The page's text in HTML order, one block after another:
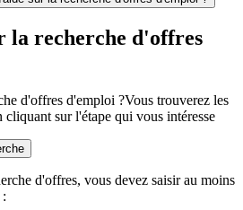
la recherche d'offres
d'offres d'emploi ?Vous trouverez les
cliquant sur l'étape qui vous intéresse
d'offres, vous devez saisir au moins